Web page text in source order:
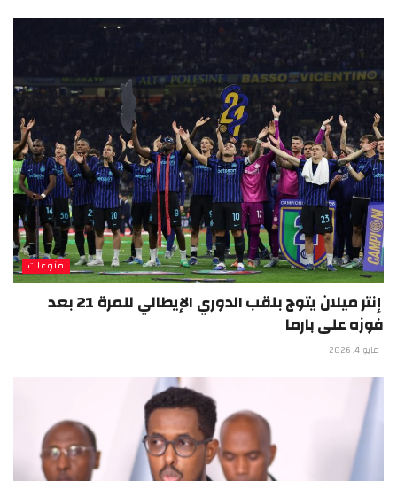
منوعات
إنتر ميلان يتوج بلقب الدوري الإيطالي للمرة 21 بعد
فوزه على بارما
مايو 4, 2026